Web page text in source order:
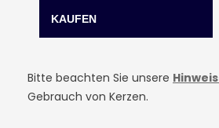
Bitte beachten Sie unsere
Gebrauch von Kerzen.